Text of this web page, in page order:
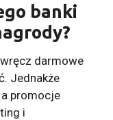
banki
darmowe
Jednakże
a promocje
i